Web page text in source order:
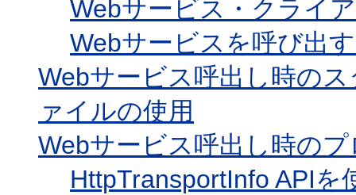
Webサービス・クライ
Webサービスを呼び出
Webサービス呼出し時の
ァイルの使用
Webサービス呼出し時の
HttpTransportInfo API